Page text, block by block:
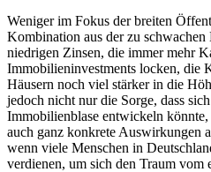
Weniger im Fokus der breiten
Kombination aus der zu
niedrigen Zinsen, die immer mehr
Immobilieninvestments locken, die
Häusern noch viel stärker in die
jedoch nicht nur die Sorge, dass
Immobilienblase entwickeln könnte,
auch ganz konkrete Auswirkungen
wenn viele Menschen in
verdienen, um sich den Traum vom